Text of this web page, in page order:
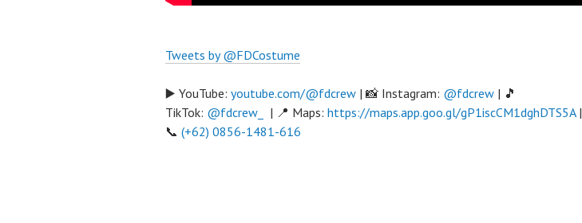
Tweets by @FDCostume
▶️ YouTube: youtube.com/@fdcrew | 📸 Instagram: @fdcrew | 🎵
TikTok: @fdcrew_ | 📍 Maps: https://maps.app.goo.gl/gP1iscCM1dghDTS5A|
📞 (+62) 0856-1481-616